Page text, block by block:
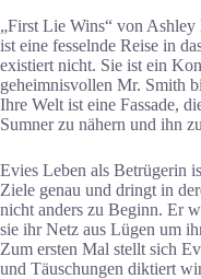
„First Lie Wins“ von
ist eine fesselnde Reise in
existiert nicht. Sie ist ein
geheimnisvollen Mr. Smith
Ihre Welt ist eine Fassade,
Sumner zu nähern und ihn
Evies Leben als Betrügerin
Ziele genau und dringt in
nicht anders zu Beginn. Er
sie ihr Netz aus Lügen um
Zum ersten Mal stellt sich
und Täuschungen diktiert